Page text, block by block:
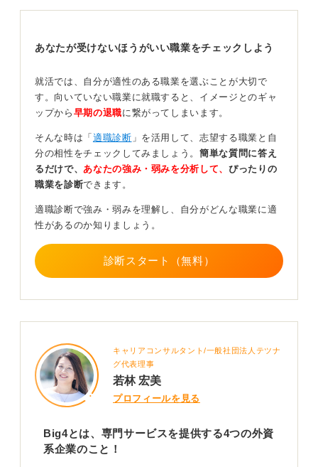
ただ、同じグループ内でも監査部門とコンサルティング
Big4はトップレベルの人材を求める難関企業群ですが、
ここでのキャリア形成は将来的に大きな財産となるもの
です。
0
あなたが受けないほうがいい職業をチェックしよう
就活では、自分が適性のある職業を選ぶことが大切で
す。向いていない職業に就職すると、イメージとのギャ
ップから 早期の退職に繋がってしまいます。
そんな時は「 適職診断 」を活用して、志望する職業と自
分の相性をチェックしてみましょう。簡単な質問に答え
るだけで、 あなたの強み・弱みを分析して、 ぴったりの
職業を診断できます。
適職診断で強み・弱みを理解し、自分がどんな職業に適
性があるのか知りましょう。
診断スタート（無料）
キャリアコンサルタント/一般社団法人テツナ
グ代表理事
若林 宏美
プロフィールを見る
Big4とは、専門サービスを提供する4つの外資
系企業のこと！